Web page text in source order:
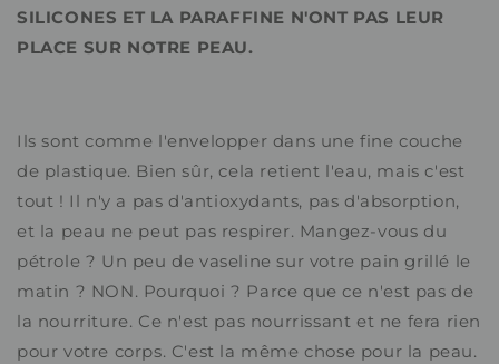
SILICONES ET LA PARAFFINE N'ONT PAS LEUR
PLACE SUR NOTRE PEAU.
Ils sont comme l'envelopper dans une fine couche
de plastique. Bien sûr, cela retient l'eau, mais c'est
tout ! Il n'y a pas d'antioxydants, pas d'absorption,
et la peau ne peut pas respirer. Mangez-vous du
pétrole ? Un peu de vaseline sur votre pain grillé le
matin ? NON. Pourquoi ? Parce que ce n'est pas de
la nourriture. Ce n'est pas nourrissant et ne fera rien
pour votre corps. C'est la même chose pour la peau.